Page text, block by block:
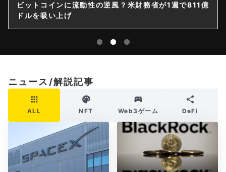
ビットコインに流動性の逆風？米財務省が1週で811億
ドルを吸い上げ
ニュース/解説記事
ALL NFT Web3ゲーム DeFi